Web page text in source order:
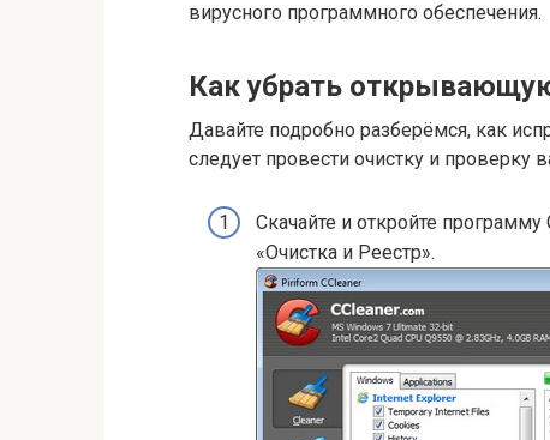
вирусного программного обеспечения.
Как убрать
Давайте подробно разберёмся, как
следует провести очистку и проверку
Скачайте и откройте
«Очистка и Реестр».